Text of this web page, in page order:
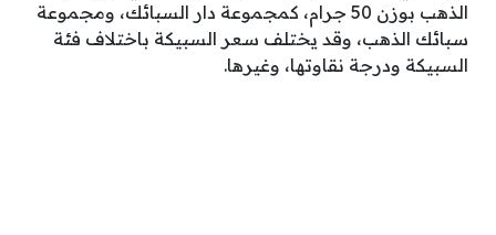
الذهب بوزن 50 جرام، كمجموعة دار السبائك، ومجموعة
سبائك الذهب، وقد يختلف سعر السبيكة باختلاف فئة
السبيكة ودرجة نقاوتها، وغيرها.